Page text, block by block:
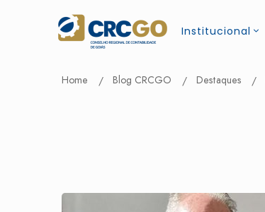
Institucional
Home Blog CRCGO Destaques